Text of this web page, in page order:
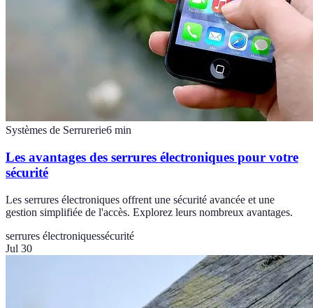
Systèmes de Serrurerie6 min
Les avantages des serrures électroniques pour votre
sécurité
Les serrures électroniques offrent une sécurité avancée et une
gestion simplifiée de l'accès. Explorez leurs nombreux avantages.
serrures électroniquessécurité
Jul 30